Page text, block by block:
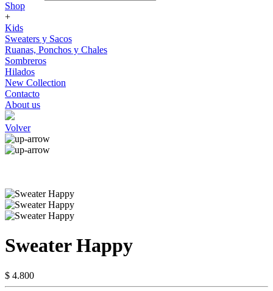
Shop
+
Kids
Sweaters y Sacos
Ruanas, Ponchos y Chales
Sombreros
Hilados
New Collection
Contacto
About us
Volver
Sweater Happy
$ 4.800